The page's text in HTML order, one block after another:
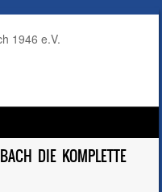
DIE KOMPLETTE